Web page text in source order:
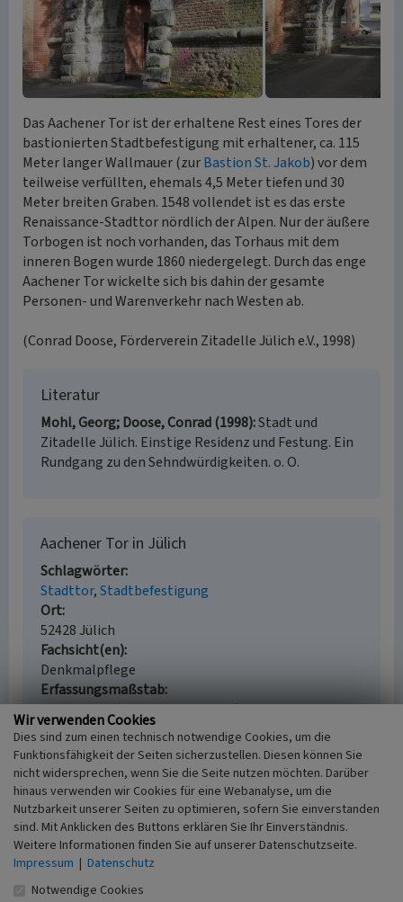
Das Aachener Tor ist der erhaltene Rest eines Tores der
bastionierten Stadtbefestigung mit erhaltener, ca. 115
Meter langer Wallmauer (zurBastion St. Jakob) vor dem
teilweise verfüllten, ehemals 4,5 Meter tiefen und 30
Meter breiten Graben. 1548 vollendet ist es das erste
Renaissance-Stadttor nördlich der Alpen. Nur der äußere
Torbogen ist noch vorhanden, das Torhaus mit dem
inneren Bogen wurde 1860 niedergelegt. Durch das enge
Aachener Tor wickelte sich bis dahin der gesamte
Personen- und Warenverkehr nach Westen ab.
(Conrad Doose, Förderverein Zitadelle Jülich e.V., 1998)
Literatur
Mohl, Georg; Doose, Conrad (1998) Stadt und
Zitadelle Jülich. Einstige Residenz und Festung. Ein
Rundgang zu den Sehndwürdigkeiten. o. O.
Aachener Tor in Jülich
Schlagwörter
Stadttor Stadtbefestigung
Ort
52428 Jülich
Fachsicht(en)
Denkmalpflege
Erfassungsmaßstab
i.d.R. 1:5.000 (größer als 1:20.000)
Erfassungsmethode
Literaturauswertung, Geländebegehung/-
kartierung
Historischer Zeitraum
Beginn vor 1548
Empfohlene Zitierweise
Wir verwenden Cookies
Dies sind zum einen technisch notwendige Cookies, um die
Funktionsfähigkeit der Seiten sicherzustellen. Diesen können Sie
nicht widersprechen, wenn Sie die Seite nutzen möchten. Darüber
hinaus verwenden wir Cookies für eine Webanalyse, um die
Nutzbarkeit unserer Seiten zu optimieren, sofern Sie einverstanden
sind. Mit Anklicken des Buttons erklären Sie Ihr Einverständnis.
Weitere Informationen finden Sie auf unserer Datenschutzseite.
Impressum | Datenschutz
Notwendige Cookies